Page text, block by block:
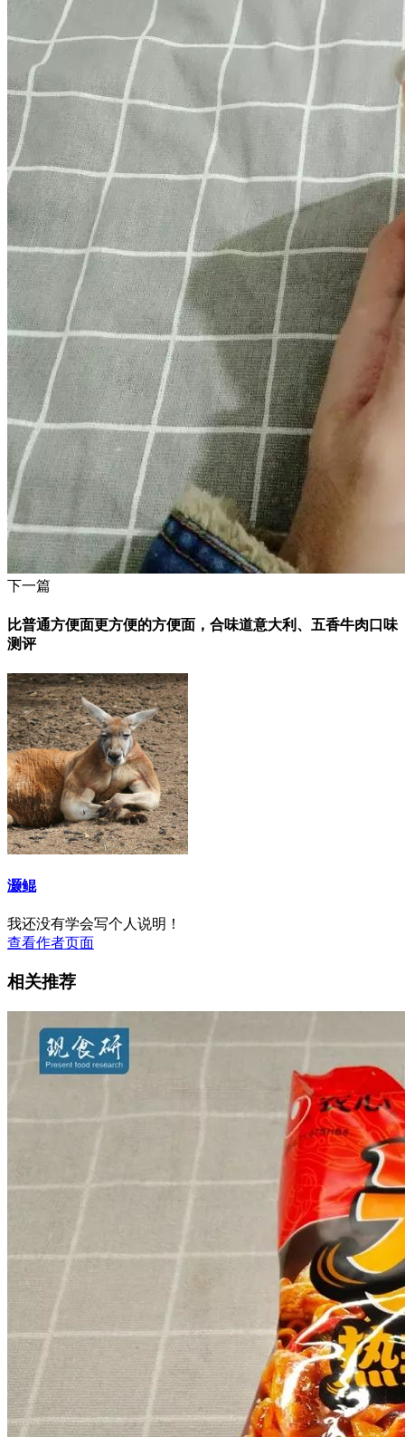
下一篇
比普通方便面更方便的方便面，合味道意大利、五香牛肉口味
测评
灏鲲
我还没有学会写个人说明！
查看作者页面
相关推荐